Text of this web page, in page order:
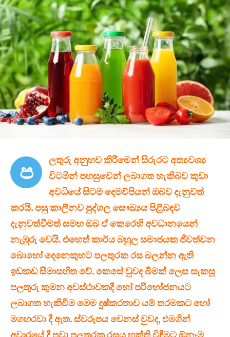
ප
ලතුරු අනුභව කිරීමෙන් සිරුරට අත්‍යවශ්‍ය
විටමින් පහසුවෙන් ලබාගත හැකිබව කුඩා
අවධියේ සිටම දෙමව්පියන් ඔබව දැනුවත්
කරයි. පසු කාලීනව පුද්ගල සෞඛ්‍යය පිළිබඳව
දැනුවත්වීමත් සමඟ ඔබ ඒ කෙරෙහි අවධානයෙන්
නැඹුරු වෙයි. එහෙත් කාර්ය බහුල සමාජයක ජීවත්වන
බොහෝ දෙනෙකුහට පලතුරක රස බලන්න ඇති
ඉඩකඩ සීමාසහිත වේ. කෙසේ වුවද බීමක් ලෙස සැකසූ
පලතුරු කුමන අවස්ථාවකදී හෝ පරිභෝජනයට
ලබාගත හැකිවීම මෙම දුෂ්කරතාව යම් තරමකට හෝ
මගහරවා දී ඇත. ස්වරූපය වෙනස් වුවද, එමගින්